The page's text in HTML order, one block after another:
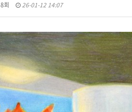
회 26-01-12 14:07